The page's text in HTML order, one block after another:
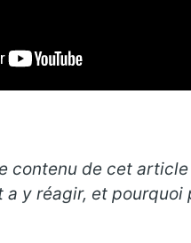
contenu de cet
y réagir, et pourquoi